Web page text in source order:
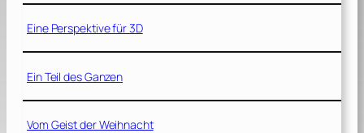
Eine Perspektive für 3D
Ein Teil des Ganzen
Vom Geist der Weihnacht